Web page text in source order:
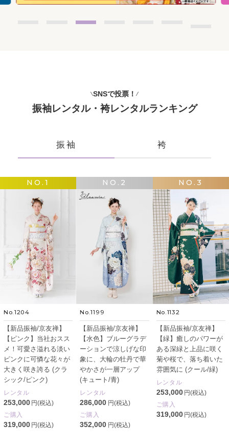
SNSで投票！
振袖レンタル・袴レンタルランキング
振袖 袴
NO.1
No.1204
【新品振袖/京友禅】
【ピンク】当社おスス
メ！可愛さ溢れる淡い
ピンクに可憐な花々が
大きく咲き誇る (クラ
シック/ピンク)
レンタル
253,000 円(税込)
ご購入
319,000 円(税込)
NO.2
No.1199
【新品振袖/京友禅】
【水色】ブルーグラデ
ーションで涼しげな印
象に、大輪の牡丹で華
やかさが一層アップ
(キュート/青)
レンタル
286,000 円(税込)
ご購入
352,000 円(税込)
NO.3
No.1132
【新品振袖/京友禅】
【緑】癒しのパワーが
ある深緑と上品に咲く
菊や桜で、落ち着いた
雰囲気に (クール/緑)
レンタル
253,000 円(税込)
ご購入
319,000 円(税込)